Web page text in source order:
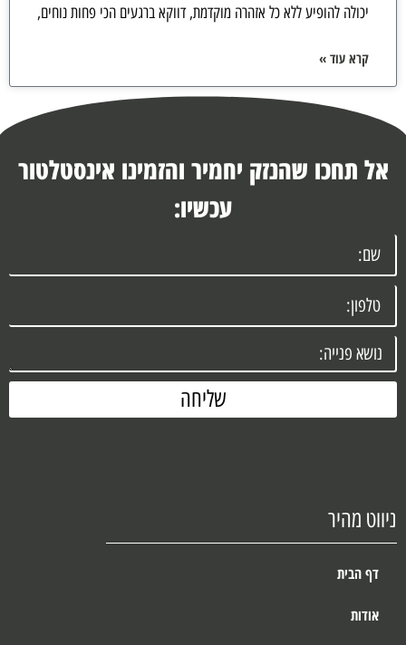
יכולה להופיע ללא כל אזהרה מוקדמת, דווקא ברגעים הכי פחות נוחים,
קרא עוד »
אל תחכו שהנזק יחמיר והזמינו אינסטלטור
עכשיו:
שליחה
ניווט מהיר
דף הבית
אודות